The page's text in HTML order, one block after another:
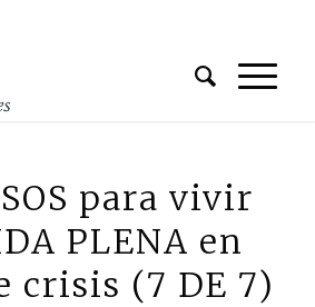
para vivir
PLENA en
crisis (7 DE 7)